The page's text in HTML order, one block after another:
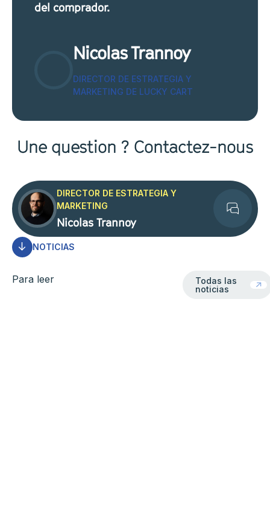
del comprador.
Nicolas Trannoy
DIRECTOR DE ESTRATEGIA Y
MARKETING DE LUCKY CART
Une question ? Contactez-nous
DIRECTOR DE ESTRATEGIA Y
MARKETING
Nicolas Trannoy Contact
NOTICIAS
Para leer Todas las
Todas las
noticias